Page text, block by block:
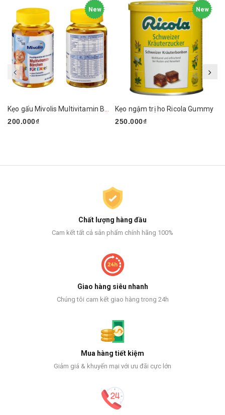
New
200.000₫
New
Kẹo ngậm trị ho Ricola Gummy
250.000₫
Chất lượng hàng đầu
Cam kết tất cả sản phẩm chính hãng 100%
Giao hàng siêu nhanh
Chúng tôi cam kết giao hàng trong 24h
Mua hàng tiết kiệm
Giảm giá & khuyến mại với ưu đãi cực lớn